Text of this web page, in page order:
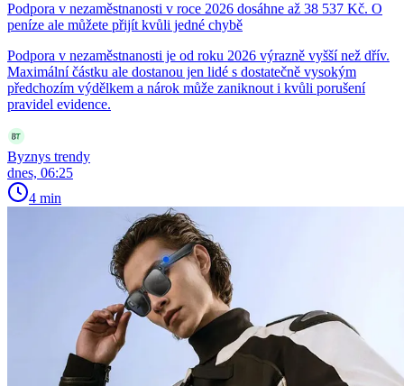
Podpora v nezaměstnanosti v roce 2026 dosáhne až 38 537 Kč. O
peníze ale můžete přijít kvůli jedné chybě
Podpora v nezaměstnanosti je od roku 2026 výrazně vyšší než dřív.
Maximální částku ale dostanou jen lidé s dostatečně vysokým
předchozím výdělkem a nárok může zaniknout i kvůli porušení
pravidel evidence.
Byznys trendy
dnes, 06:25
4 min